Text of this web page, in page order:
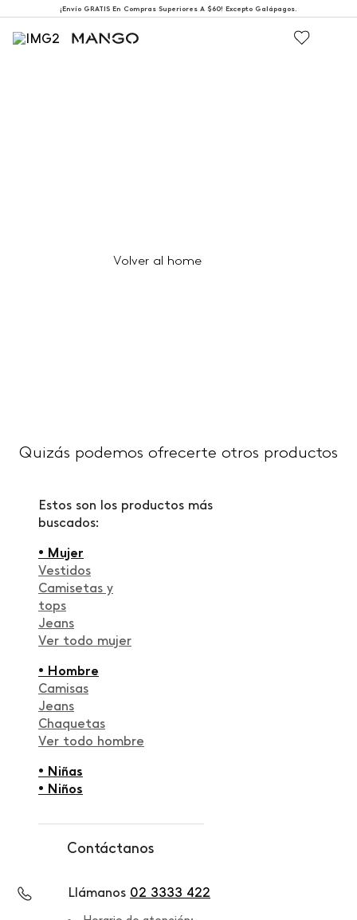
¡Envío GRATIS En Compras Superiores A $60! Excepto Galápagos.
Volver al home
Quizás podemos ofrecerte otros productos
Estos son los productos más
buscados:
• Mujer
Vestidos
Camisetas y
tops
Jeans
Ver todo mujer
• Hombre
Camisas
Jeans
Chaquetas
Ver todo hombre
• Niñas
• Niños
Contáctanos
Llámanos 02 3333 422